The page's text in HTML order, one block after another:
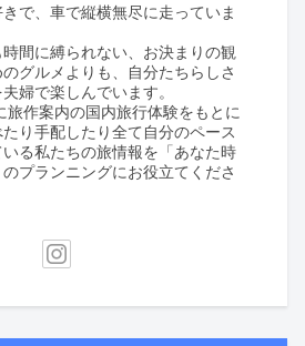
で、車で縦横無尽に走っていま
間に縛られない、お決まりの観
グルメよりも、自分たちらしさ
婦で楽しんでいます。
旅作案内の国内旅行体験をもとに
り手配したり全て自分のペース
る私たちの旅情報を「あなた時
プランニングにお役立てくださ